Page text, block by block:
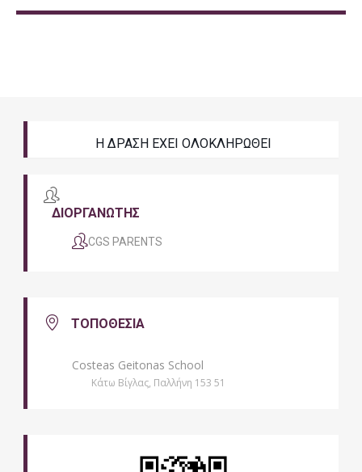
Η ΔΡΑΣΗ ΕΧΕΙ ΟΛΟΚΛΗΡΩΘΕΙ
ΔΙΟΡΓΑΝΩΤΗΣ
CGS PARENTS
ΤΟΠΟΘΕΣΙΑ
Costeas Geitonas School
Κάτω Βίγλας, Παλλήνη 153 51